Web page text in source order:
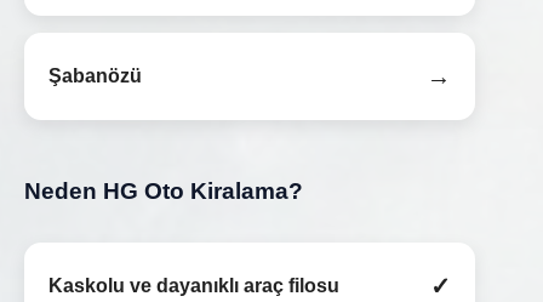
Şabanözü →
Neden HG Oto Kiralama?
Kaskolu ve dayanıklı araç filosu ✓